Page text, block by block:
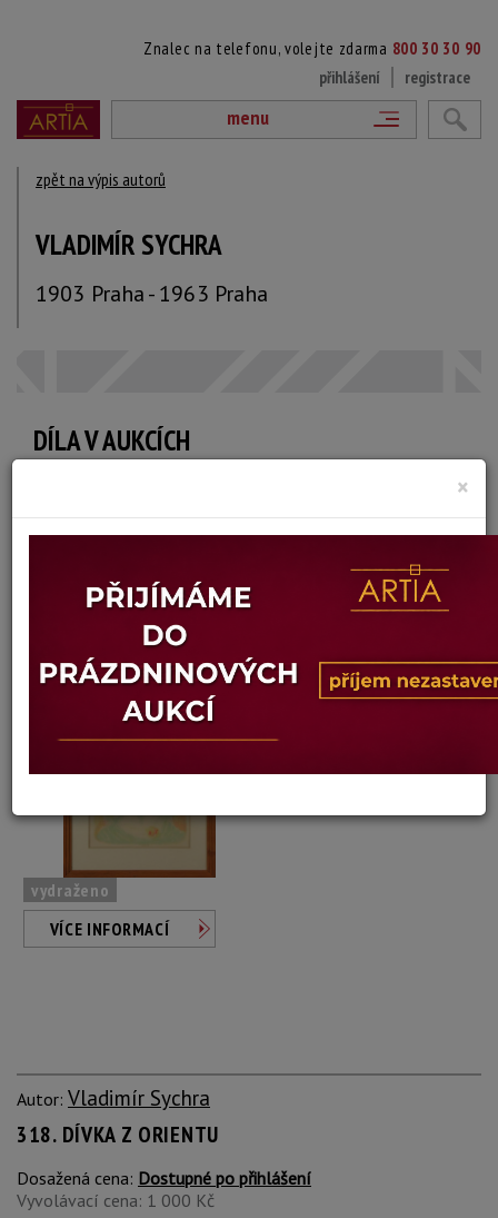
Znalec na telefonu, volejte zdarma 800 30 30 90
přihlášení
registrace
menu
zpět na výpis autorů
VLADIMÍR SYCHRA
1903 Praha - 1963 Praha
DÍLA V AUKCÍCH
Autor:Vladimír Sychra
Dosažená cena:Dostupné po přihlášení
Vyvolávací cena: 500 Kč
Konec dražby:10.02.2020 18:47 SEČ
vydraženo
VÍCE INFORMACÍ
Autor: Vladimír Sychra
318. DÍVKA Z ORIENTU
Dosažená cena: Dostupné po přihlášení
Vyvolávací cena: 1 000 Kč
×